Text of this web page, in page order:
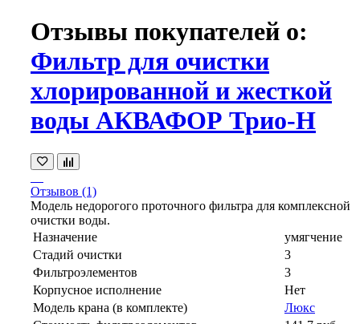
Отзывы покупателей о:
Фильтр для очистки
хлорированной и жесткой
воды АКВАФОР Трио-Н
Отзывов (1)
Модель недорогого проточного фильтра для комплексной
очистки воды.
Назначение
умягчение
Стадий очистки
3
Фильтроэлементов
3
Корпусное исполнение
Нет
Модель крана (в комплекте)
Люкс